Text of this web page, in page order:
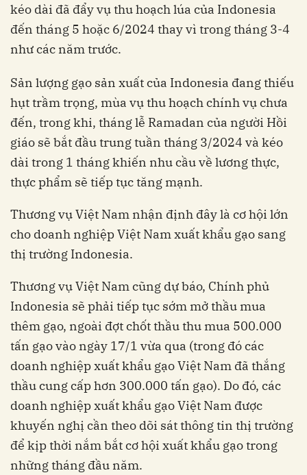
kéo dài đã đẩy vụ thu hoạch lúa của Indonesia
đến tháng 5 hoặc 6/2024 thay vì trong tháng 3-4
như các năm trước.
Sản lượng gạo sản xuất của Indonesia đang thiếu
hụt trầm trọng, mùa vụ thu hoạch chính vụ chưa
đến, trong khi, tháng lễ Ramadan của người Hồi
giáo sẽ bắt đầu trung tuần tháng 3/2024 và kéo
dài trong 1 tháng khiến nhu cầu về lương thực,
thực phẩm sẽ tiếp tục tăng mạnh.
Thương vụ Việt Nam nhận định đây là cơ hội lớn
cho doanh nghiệp Việt Nam xuất khẩu gạo sang
thị trường Indonesia.
Thương vụ Việt Nam cũng dự báo, Chính phủ
Indonesia sẽ phải tiếp tục sớm mở thầu mua
thêm gạo, ngoài đợt chốt thầu thu mua 500.000
tấn gạo vào ngày 17/1 vừa qua (trong đó các
doanh nghiệp xuất khẩu gạo Việt Nam đã thắng
thầu cung cấp hơn 300.000 tấn gạo). Do đó, các
doanh nghiệp xuất khẩu gạo Việt Nam được
khuyến nghị cần theo dõi sát thông tin thị trường
để kịp thời nắm bắt cơ hội xuất khẩu gạo trong
những tháng đầu năm.